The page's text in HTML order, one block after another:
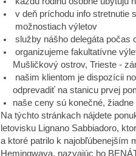
v deň príchodu info stretnutie
možnostiach výletov
služby nášho delegáta počas
organizujeme fakultatívne
Mušličkový ostrov, Trieste -
našim klientom je dispozícii
odprevadiť na stanicu prvej
naše ceny sú konečné,
Na týchto stránkach nájdete
letovisku Lignano Sabbiadoro,
a ktoré patrilo k najobľúbenejším
Hemingwaya, nazvajúc ho